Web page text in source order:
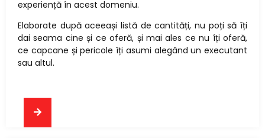
experiență în acest domeniu.
Elaborate după aceeași listă de cantități, nu poți să îți
dai seama cine și ce oferă, și mai ales ce nu îți oferă,
ce capcane și pericole îți asumi alegând un executant
sau altul.